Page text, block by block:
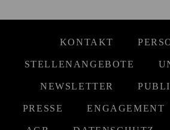
KONTAKT
STELLENANGEBOTE
NEWSLETTER
PRESSE ENGAGEMENT